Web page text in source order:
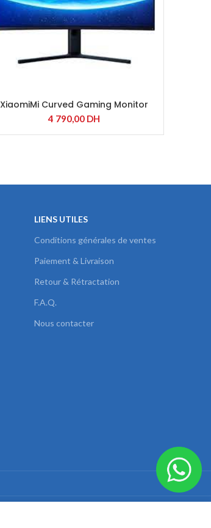
XiaomiMi Curved Gaming Monitor
34″ (BHR5133GL)
4 790,00 DH
LIENS UTILES
Conditions générales de ventes
Paiement & Livraison
Retour & Rétractation
F.A.Q.
Nous contacter